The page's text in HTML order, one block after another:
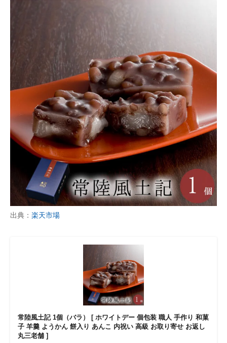
出典： 楽天市場
常陸風土記 1個（バラ） [ ホワイトデー 個包装 職人 手作り 和菓
子 羊羹 ようかん 餅入り あんこ 内祝い 高級 お取り寄せ お返し
丸三老舗 ]